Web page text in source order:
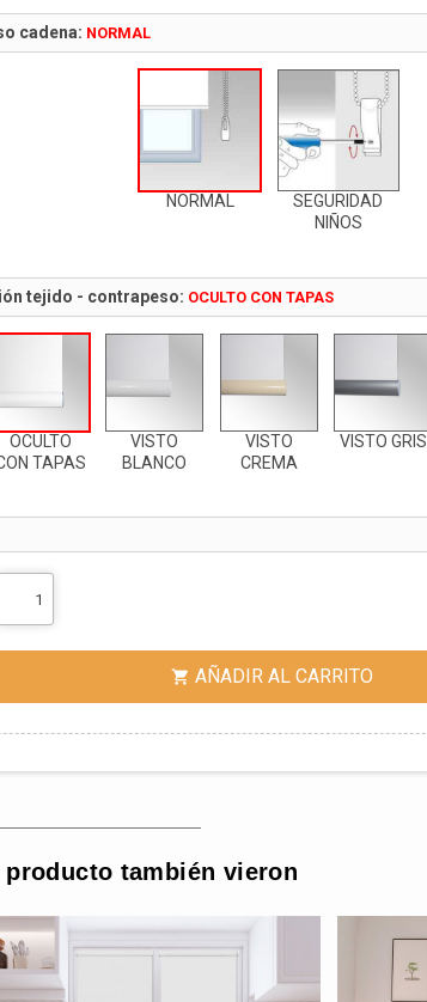
cadena: NORMAL
NORMAL
SEGURIDAD
NIÑOS
tejido - contrapeso: OCULTO CON TAPAS
OCULTO
TAPAS
VISTO
BLANCO
VISTO
CREMA
VISTO GRIS
 AÑADIR AL CARRITO
también vieron